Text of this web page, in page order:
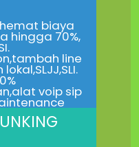
biaya
hingga 70%,
line
voip sip